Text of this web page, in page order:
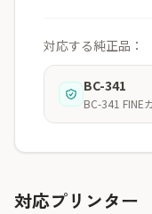
対応する純正品：
BC-341
BC-341 FINE
対応プリンター